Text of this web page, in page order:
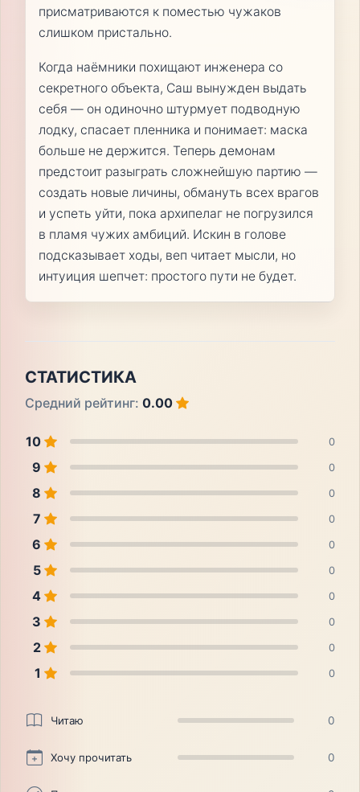
присматриваются к поместью чужаков
слишком пристально.
Когда наёмники похищают инженера со
секретного объекта, Саш вынужден выдать
себя — он одиночно штурмует подводную
лодку, спасает пленника и понимает: маска
больше не держится. Теперь демонам
предстоит разыграть сложнейшую партию —
создать новые личины, обмануть всех врагов
и успеть уйти, пока архипелаг не погрузился
в пламя чужих амбиций. Искин в голове
подсказывает ходы, веп читает мысли, но
интуиция шепчет: простого пути не будет.
СТАТИСТИКА
Средний рейтинг: 0.00
10 0
9 0
8 0
7 0
6 0
5 0
4 0
3 0
2 0
1 0
Читаю 0
Хочу прочитать 0